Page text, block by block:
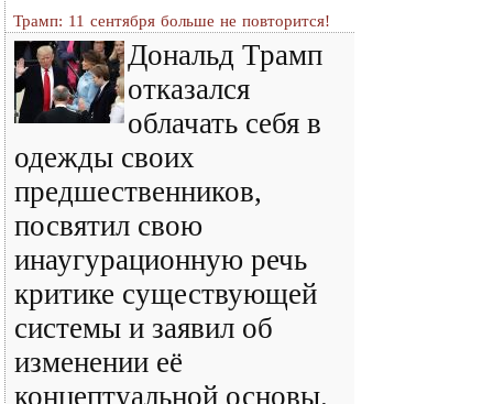
Трамп: 11 сентября больше не повторится!
Дональд Трамп
отказался
облачать себя в
одежды своих
предшественников,
посвятил свою
инаугурационную речь
критике существующей
системы и заявил об
изменении её
концептуальной основы.